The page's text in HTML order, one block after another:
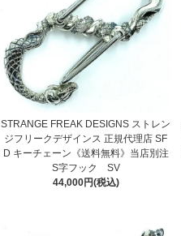
STRANGE FREAK DESIGNS ストレン
ジフリークデザインス 正規代理店 SF
D キーチェーン《送料無料》当店別注
S字フック SV
44,000円(税込)